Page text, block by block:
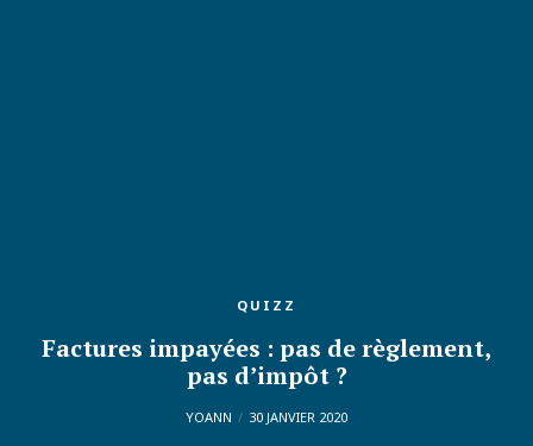
QUIZZ
Factures impayées : pas de règlement,
pas d’impôt ?
YOANN 30 JANVIER 2020